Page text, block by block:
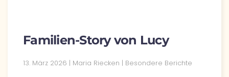
Familien-Story von Lucy
13. März 2026 | Maria Riecken | Besondere Berichte